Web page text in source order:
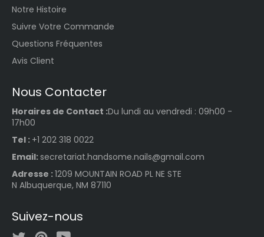
Notre Histoire
Suivre Votre Commande
Questions Fréquentes
Avis Client
Nous Contacter
Horaires de Contact :Du lundi au vendredi : 09h00 -
17h00
Tel : +1 202 318 0022
Email: secretariat.handsome.nails@gmail.com
Adresse :1209 MOUNTAIN ROAD PL NE STE
N Albuquerque, NM 87110
Suivez-nous